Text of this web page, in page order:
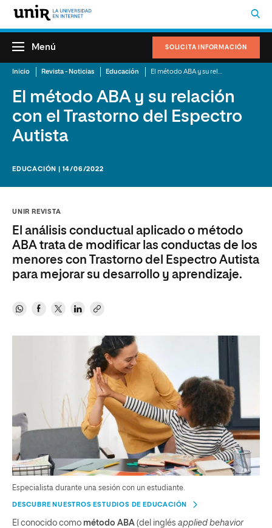
SOLICITA INFORMACIÓN
Menú
Inicio Revista - Noticias Educación
El método ABA y su relación
con el Trastorno del Espectro
Autista
EDUCACIÓN | 14/06/2022
UNIR REVISTA
El análisis conductual aplicado o método
ABA trata de modificar las conductas de los
menores con Trastorno del Espectro Autista
para mejorar su desarrollo y aprendizaje.
Especialista durante una sesión con un estudiante.
DESCUBRE NUESTROS ESTUDIOS DE EDUCACIÓN
El conocido como método ABA (del inglés applied behavior